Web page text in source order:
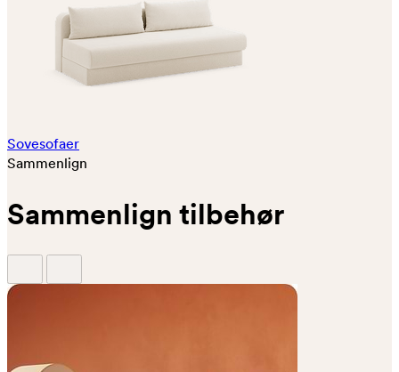
Sovesofaer
Sammenlign
Sammenlign tilbehør